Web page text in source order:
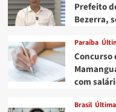
Prefeito
Bezerra,
Paraíba
Concurso
com
Brasil